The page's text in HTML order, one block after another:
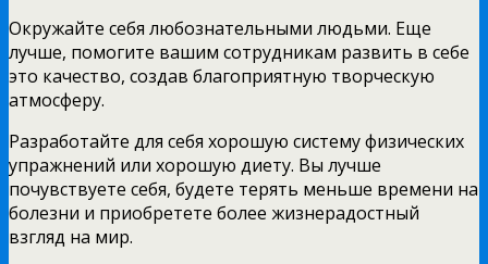
Окружайте себя любознательными людьми. Еще
лучше, помогите вашим сотрудникам развить в себе
это качество, создав благоприятную творческую
атмосферу.
Разработайте для себя хорошую систему физических
упражнений или хорошую диету. Вы лучше
почувствуете себя, будете терять меньше времени на
болезни и приобретете более жизнерадостный
взгляд на мир.